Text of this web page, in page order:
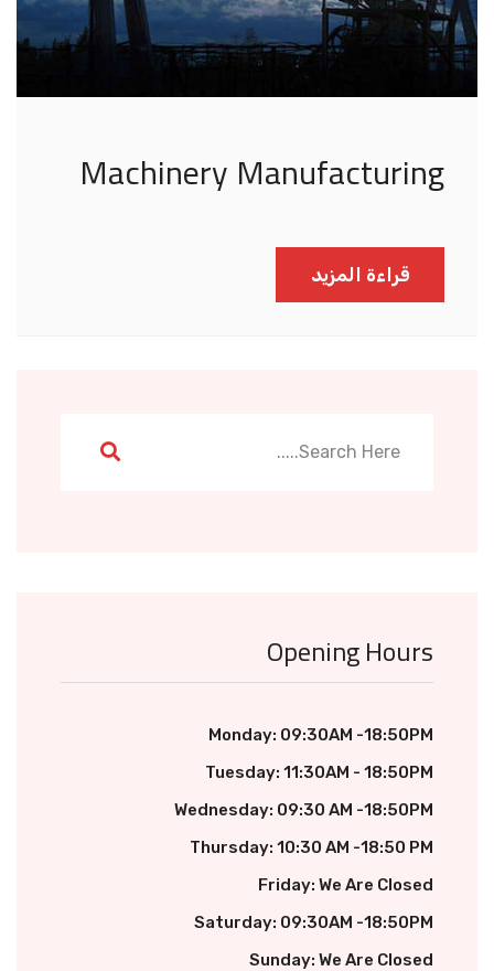
Opening Hours
Monday: 09:30AM -18:50PM
Tuesday: 11:30AM - 18:50PM
Wednesday: 09:30 AM -18:50PM
Thursday: 10:30 AM -18:50 PM
Friday: We Are Closed
Saturday: 09:30AM -18:50PM
Sunday: We Are Closed
Machinery Manufacturing
قراءة المزيد